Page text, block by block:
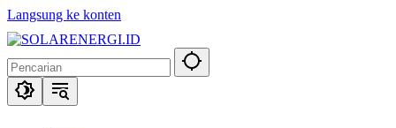
Langsung ke konten